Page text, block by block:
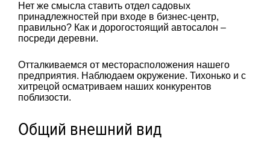
Нет же смысла ставить отдел садовых
принадлежностей при входе в бизнес-центр,
правильно? Как и дорогостоящий автосалон –
посреди деревни.
Отталкиваемся от месторасположения нашего
предприятия. Наблюдаем окружение. Тихонько и с
хитрецой осматриваем наших конкурентов
поблизости.
Общий внешний вид